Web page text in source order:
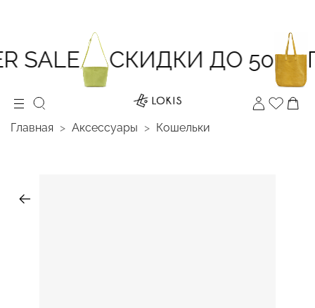
SALE СКИДКИ ДО 50
Главная Аксессуары Кошельки